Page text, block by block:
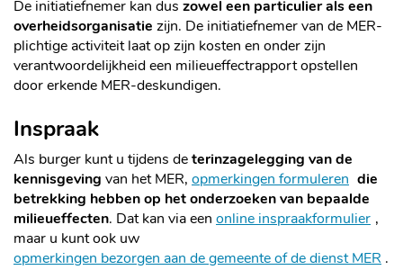
De initiatiefnemer kan dus zowel een particulier als een
overheidsorganisatie zijn. De initiatiefnemer van de MER-
plichtige activiteit laat op zijn kosten en onder zijn
verantwoordelijkheid een milieueffectrapport opstellen
door erkende MER-deskundigen.
Inspraak
Als burger kunt u tijdens deterinzagelegging van de
kennisgeving van het MER, opmerkingen formuleren die
betrekking hebben op het onderzoeken van bepaalde
milieueffecten. Dat kan via een online inspraakformulier ,
maar u kunt ook uw
opmerkingen bezorgen aan de gemeente of de dienst MER .